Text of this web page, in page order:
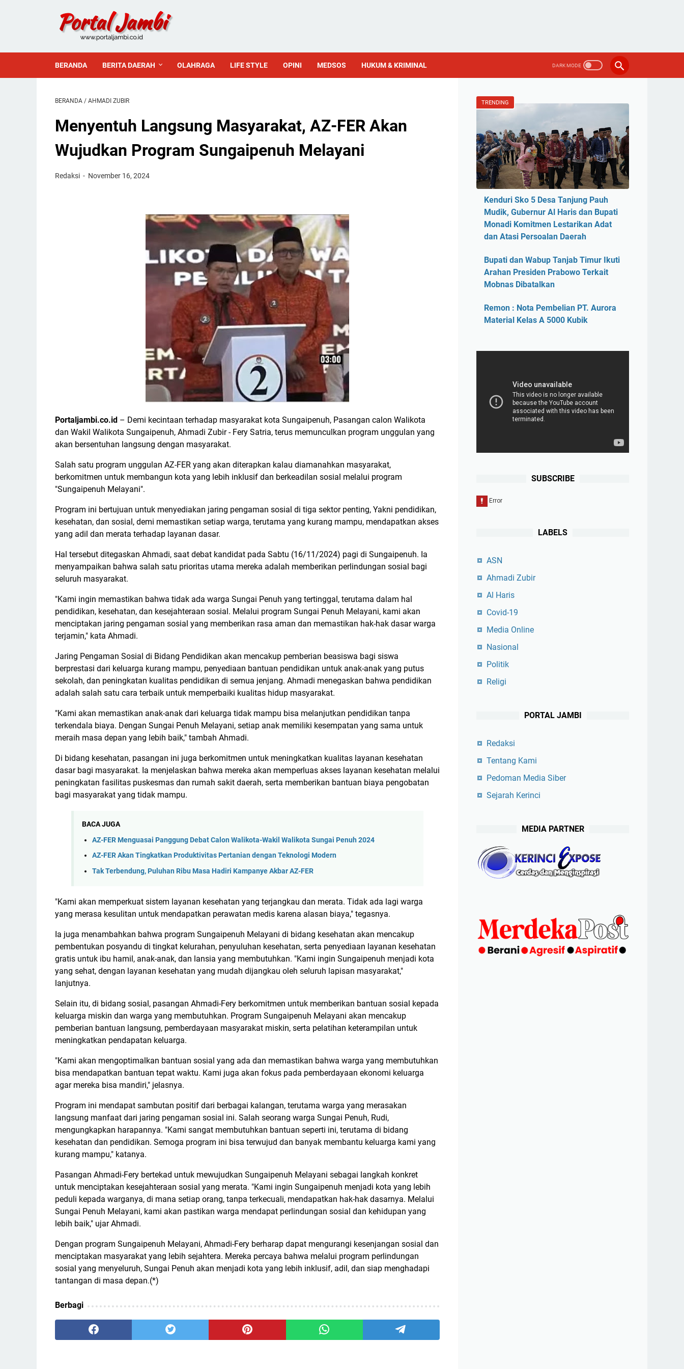
BERANDA BERITA DAERAH OLAHRAGA LIFE STYLE OPINI MEDSOS HUKUM & KRIMINAL
BERANDA / AHMADI ZUBIR
Menyentuh Langsung Masyarakat, AZ-FER Akan
Wujudkan Program Sungaipenuh Melayani
Redaksi November 16, 2024
Portaljambi.co.id – Demi kecintaan terhadap masyarakat kota Sungaipenuh, Pasangan calon Walikota
dan Wakil Walikota Sungaipenuh, Ahmadi Zubir - Fery Satria, terus memunculkan program unggulan yang
akan bersentuhan langsung dengan masyarakat.
Salah satu program unggulan AZ-FER yang akan diterapkan kalau diamanahkan masyarakat,
berkomitmen untuk membangun kota yang lebih inklusif dan berkeadilan sosial melalui program
"Sungaipenuh Melayani".
Program ini bertujuan untuk menyediakan jaring pengaman sosial di tiga sektor penting, Yakni pendidikan,
kesehatan, dan sosial, demi memastikan setiap warga, terutama yang kurang mampu, mendapatkan akses
yang adil dan merata terhadap layanan dasar.
Hal tersebut ditegaskan Ahmadi, saat debat kandidat pada Sabtu (16/11/2024) pagi di Sungaipenuh. Ia
menyampaikan bahwa salah satu prioritas utama mereka adalah memberikan perlindungan sosial bagi
seluruh masyarakat.
"Kami ingin memastikan bahwa tidak ada warga Sungai Penuh yang tertinggal, terutama dalam hal
pendidikan, kesehatan, dan kesejahteraan sosial. Melalui program Sungai Penuh Melayani, kami akan
menciptakan jaring pengaman sosial yang memberikan rasa aman dan memastikan hak-hak dasar warga
terjamin," kata Ahmadi.
Jaring Pengaman Sosial di Bidang Pendidikan akan mencakup pemberian beasiswa bagi siswa
berprestasi dari keluarga kurang mampu, penyediaan bantuan pendidikan untuk anak-anak yang putus
sekolah, dan peningkatan kualitas pendidikan di semua jenjang. Ahmadi menegaskan bahwa pendidikan
adalah salah satu cara terbaik untuk memperbaiki kualitas hidup masyarakat.
"Kami akan memastikan anak-anak dari keluarga tidak mampu bisa melanjutkan pendidikan tanpa
terkendala biaya. Dengan Sungai Penuh Melayani, setiap anak memiliki kesempatan yang sama untuk
meraih masa depan yang lebih baik," tambah Ahmadi.
Di bidang kesehatan, pasangan ini juga berkomitmen untuk meningkatkan kualitas layanan kesehatan
dasar bagi masyarakat. Ia menjelaskan bahwa mereka akan memperluas akses layanan kesehatan melalui
peningkatan fasilitas puskesmas dan rumah sakit daerah, serta memberikan bantuan biaya pengobatan
bagi masyarakat yang tidak mampu.
BACA JUGA
AZ-FER Menguasai Panggung Debat Calon Walikota-Wakil Walikota Sungai Penuh 2024
AZ-FER Akan Tingkatkan Produktivitas Pertanian dengan Teknologi Modern
Tak Terbendung, Puluhan Ribu Masa Hadiri Kampanye Akbar AZ-FER
"Kami akan memperkuat sistem layanan kesehatan yang terjangkau dan merata. Tidak ada lagi warga
yang merasa kesulitan untuk mendapatkan perawatan medis karena alasan biaya," tegasnya.
Ia juga menambahkan bahwa program Sungaipenuh Melayani di bidang kesehatan akan mencakup
pembentukan posyandu di tingkat kelurahan, penyuluhan kesehatan, serta penyediaan layanan kesehatan
gratis untuk ibu hamil, anak-anak, dan lansia yang membutuhkan. "Kami ingin Sungaipenuh menjadi kota
yang sehat, dengan layanan kesehatan yang mudah dijangkau oleh seluruh lapisan masyarakat,"
lanjutnya.
Selain itu, di bidang sosial, pasangan Ahmadi-Fery berkomitmen untuk memberikan bantuan sosial kepada
keluarga miskin dan warga yang membutuhkan. Program Sungaipenuh Melayani akan mencakup
pemberian bantuan langsung, pemberdayaan masyarakat miskin, serta pelatihan keterampilan untuk
meningkatkan pendapatan keluarga.
"Kami akan mengoptimalkan bantuan sosial yang ada dan memastikan bahwa warga yang membutuhkan
bisa mendapatkan bantuan tepat waktu. Kami juga akan fokus pada pemberdayaan ekonomi keluarga
agar mereka bisa mandiri," jelasnya.
Program ini mendapat sambutan positif dari berbagai kalangan, terutama warga yang merasakan
langsung manfaat dari jaring pengaman sosial ini. Salah seorang warga Sungai Penuh, Rudi,
mengungkapkan harapannya. "Kami sangat membutuhkan bantuan seperti ini, terutama di bidang
kesehatan dan pendidikan. Semoga program ini bisa terwujud dan banyak membantu keluarga kami yang
kurang mampu," katanya.
Pasangan Ahmadi-Fery bertekad untuk mewujudkan Sungaipenuh Melayani sebagai langkah konkret
untuk menciptakan kesejahteraan sosial yang merata. "Kami ingin Sungaipenuh menjadi kota yang lebih
peduli kepada warganya, di mana setiap orang, tanpa terkecuali, mendapatkan hak-hak dasarnya. Melalui
Sungai Penuh Melayani, kami akan pastikan warga mendapat perlindungan sosial dan kehidupan yang
lebih baik," ujar Ahmadi.
Dengan program Sungaipenuh Melayani, Ahmadi-Fery berharap dapat mengurangi kesenjangan sosial dan
menciptakan masyarakat yang lebih sejahtera. Mereka percaya bahwa melalui program perlindungan
sosial yang menyeluruh, Sungai Penuh akan menjadi kota yang lebih inklusif, adil, dan siap menghadapi
tantangan di masa depan.(*)
Berbagi
TRENDING
Kenduri Sko 5 Desa Tanjung Pauh
Mudik, Gubernur Al Haris dan Bupati
Monadi Komitmen Lestarikan Adat
dan Atasi Persoalan Daerah
Bupati dan Wabup Tanjab Timur Ikuti
Arahan Presiden Prabowo Terkait
Mobnas Dibatalkan
Remon : Nota Pembelian PT. Aurora
Material Kelas A 5000 Kubik
SUBSCRIBE
LABELS
ASN
Ahmadi Zubir
Al Haris
Covid-19
Media Online
Nasional
Politik
Religi
PORTAL JAMBI
Redaksi
Tentang Kami
Pedoman Media Siber
Sejarah Kerinci
MEDIA PARTNER